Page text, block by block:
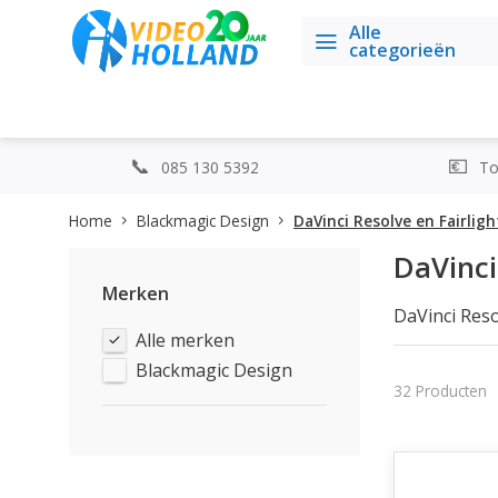
Alle
categorieën
085 130 5392
Home Blackmagic Design DaVinci Resolve en
Merken
Alle merken
Blackmagic Design
DaVinci
effects en
Naast de
32 Producten